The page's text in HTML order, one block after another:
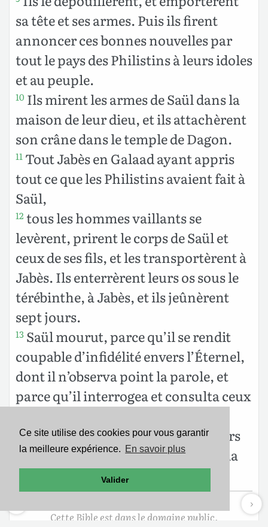
Ce site utilise des cookies pour vous garantir
la meilleure expérience. En savoir plus
Valider
sa tête et ses armes. Puis ils firent
annoncer ces bonnes nouvelles par
tout le pays des Philistins à leurs idoles
et au peuple.
10 Ils mirent les armes de Saül dans la
maison de leur dieu, et ils attachèrent
son crâne dans le temple de Dagon.
11 Tout Jabès en Galaad ayant appris
tout ce que les Philistins avaient fait à
Saül,
12 tous les hommes vaillants se
levèrent, prirent le corps de Saül et
ceux de ses fils, et les transportèrent à
Jabès. Ils enterrèrent leurs os sous le
térébinthe, à Jabès, et ils jeûnèrent
sept jours.
13 Saül mourut, parce qu’il se rendit
coupable d’infidélité envers l’Éternel,
dont il n’observa point la parole, et
parce qu’il interrogea et consulta ceux
14Il ne consulta point l’Éternel; alors
l’Éternel le fit mourir, et transféra la
royauté à David, fils d’Isaï.
Cette Bible est dans le domaine public.